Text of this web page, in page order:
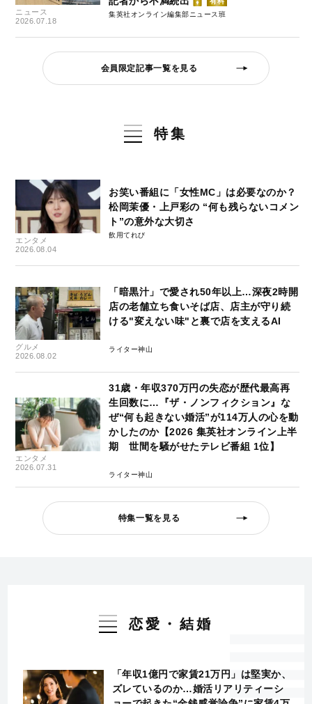
ニュース
2026.07.18
集英社オンライン編集部ニュース班
会員限定記事一覧を見る
特集
エンタメ
2026.08.04
お笑い番組に「女性MC」は必要なのか？
松岡茉優・上戸彩の “何も残らないコメン
ト”の意外な大切さ
飲用てれび
グルメ
2026.08.02
「暗黒汁」で愛され50年以上…深夜2時開
店の老舗立ち食いそば店、店主が守り続
ける"変えない味"と裏で店を支えるAI
ライター神山
エンタメ
2026.07.31
31歳・年収370万円の失恋が歴代最高再
生回数に…『ザ・ノンフィクション』な
ぜ“何も起きない婚活”が114万人の心を動
かしたのか【2026 集英社オンライン上半
期 世間を騒がせたテレビ番組 1位】
ライター神山
特集一覧を見る
恋愛・結婚
「年収1億円で家賃21万円」は堅実か、
ズレているのか…婚活リアリティーシ